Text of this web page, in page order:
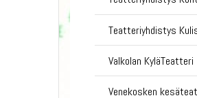
Teatteriyhdistys
Valkolan KyläTeatteri
Venekosken